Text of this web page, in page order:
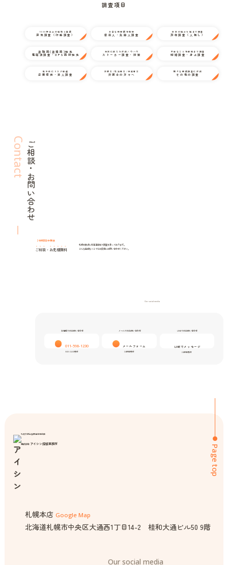
調査項目
1000件以上の経験と実績
浮気調査（行動調査）
万全な情報網を駆使
家出人・失踪人調査
日本の端から端まで調査
所在調査（人探し）
盗聴器(盗撮器)発見
電磁波調査・GPS器材発見
状況に応じた対応ノウハウ
ストーカー調査・対策
不安なことを細部まで調査
結婚調査・身上調査
取引前にリスク回避
企業信用・法人調査
弁護士/司法書士/行政書士
弁護士の方々へ
様々な探偵調査に対応
その他の調査
ご相談・お問い合わせ
Contact
24時間年中無休
ご相談 ・ お見積無料
札幌を拠点に北海道全域で調査を承っております。
どんな些細なことでもお気軽にお問い合わせください。
Our social media
お電話でのお問い合わせ
011-598-1230
9:00-24:00受付
メールでのお問い合わせ
メールフォーム
24時間受付
LINEでのお問い合わせ
LINEでメッセージ
24時間受付
Page top
札幌弁護士協同組合特約店
株式会社 アイシン探偵事務所
札幌本店 Google Map
北海道札幌市中央区大通西1丁目14-2 桂和大通ビル50 9階
Our social media